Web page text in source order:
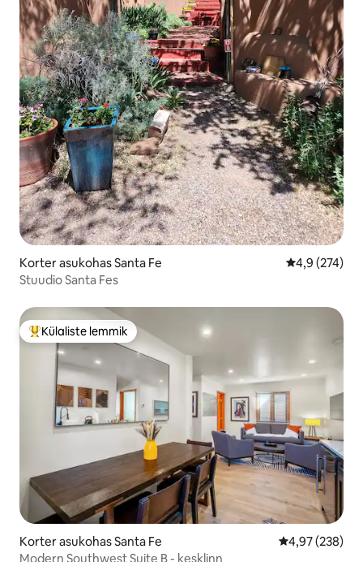
Korter asukohas Santa Fe Keskmine
4,9 (274)
Stuudio Santa Fes
Külaliste suur lemmik
Külaliste lemmik
Korter asukohas Santa Fe Keskmine
4,97 (238)
Modern Southwest Suite B - kesklinn